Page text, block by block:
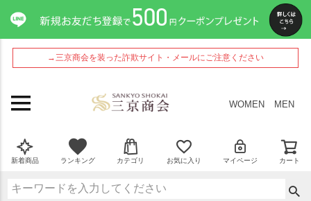
→三京商会を装った詐欺サイト・メールにご注意ください
WOMEN MEN
新着商品 ランキング カテゴリ お気に入り マイページ カート
ペー
ジト
ップ
へ